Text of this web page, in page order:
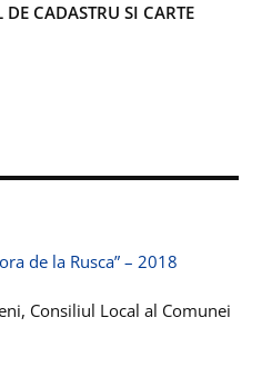
CADASTRU SI CARTE
de la Rusca” – 2018
Consiliul Local al Comunei